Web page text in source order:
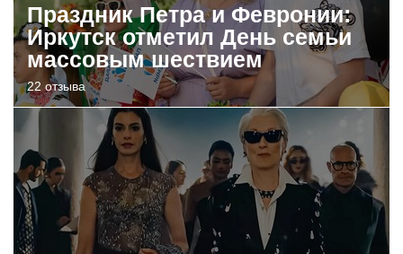
Праздник Петра и Февронии:
Иркутск отметил День семьи
массовым шествием
22 отзыва